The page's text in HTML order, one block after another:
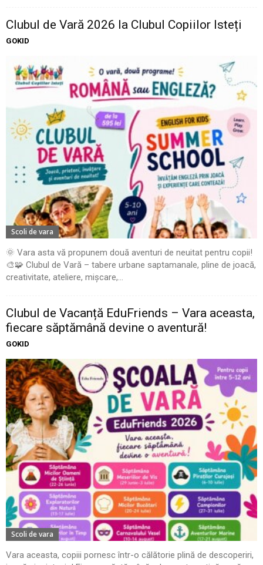
Clubul de Vară 2026 la Clubul Copiilor Isteți
GOKID
Scoli de vara
🌞 Vara asta vă propunem două aventuri de neuitat pentru copii!
🎨🧩 Clubul de Vară – tabere urbane saptamanale, pline de joacă,
creativitate, ateliere, mișcare,...
Clubul de Vacanță EduFriends – Vara aceasta,
fiecare săptămână devine o aventură!
GOKID
Scoli de vara
Vara aceasta, copiii pornesc într-o călătorie plină de descoperiri,